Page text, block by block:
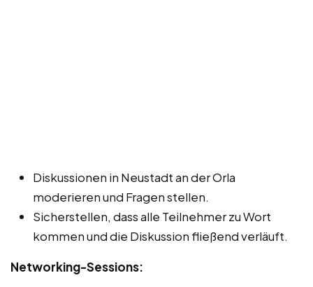
Diskussionen in Neustadt an der Orla
moderieren und Fragen stellen.
Sicherstellen, dass alle Teilnehmer zu Wort
kommen und die Diskussion fließend verläuft.
Networking-Sessions: